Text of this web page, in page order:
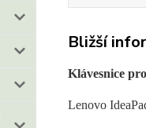
Bližší
Klávesnice
Lenovo